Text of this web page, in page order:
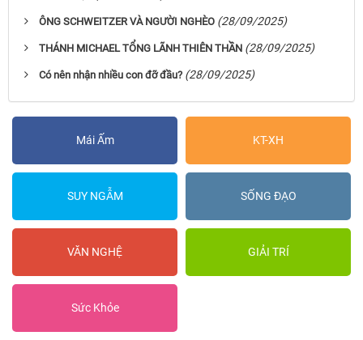
ÔNG SCHWEITZER VÀ NGƯỜI NGHÈO (28/09/2025)
THÁNH MICHAEL TỔNG LÃNH THIÊN THẦN (28/09/2025)
Có nên nhận nhiều con đỡ đầu? (28/09/2025)
Mái Ấm KT-XH
SUY NGẪM SỐNG ĐẠO
VĂN NGHỆ GIẢI TRÍ
Sức Khỏe